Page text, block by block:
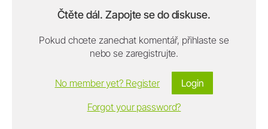
Čtěte dál. Zapojte se do diskuse.
Pokud chcete zanechat komentář, přihlaste se
nebo se zaregistrujte.
Login
No member yet? Register
Forgot your password?